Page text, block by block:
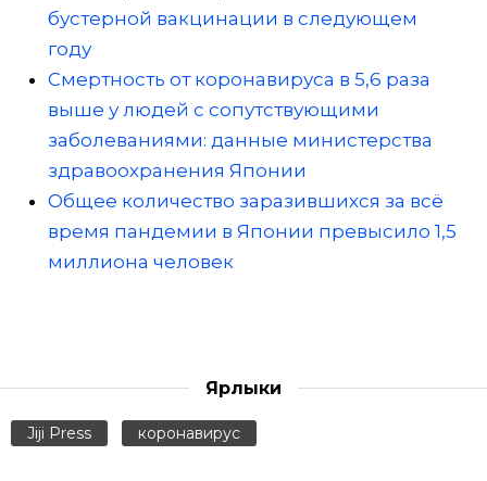
бустерной вакцинации в следующем
году
Смертность от коронавируса в 5,6 раза
выше у людей с сопутствующими
заболеваниями: данные министерства
здравоохранения Японии
Общее количество заразившихся за всё
время пандемии в Японии превысило 1,5
миллиона человек
Ярлыки
Jiji Press коронавирус